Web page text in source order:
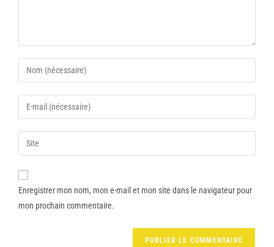
Enregistrer mon nom, mon e-mail et mon site dans le navigateur pour
mon prochain commentaire.